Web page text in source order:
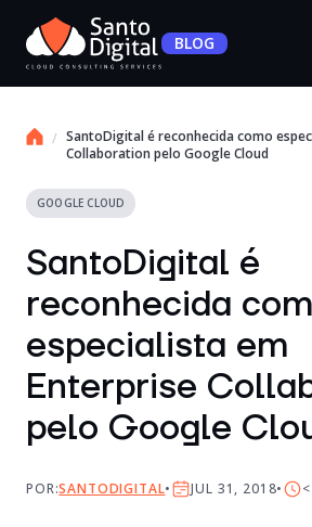
BLOG
SantoDigital é reconhecida como
Collaboration pelo Google Cloud
GOOGLE CLOUD
SantoDigital é
reconhecida
especialista em
Enterprise
pelo Google
POR:SANTODIGITAL JUL 31, 2018